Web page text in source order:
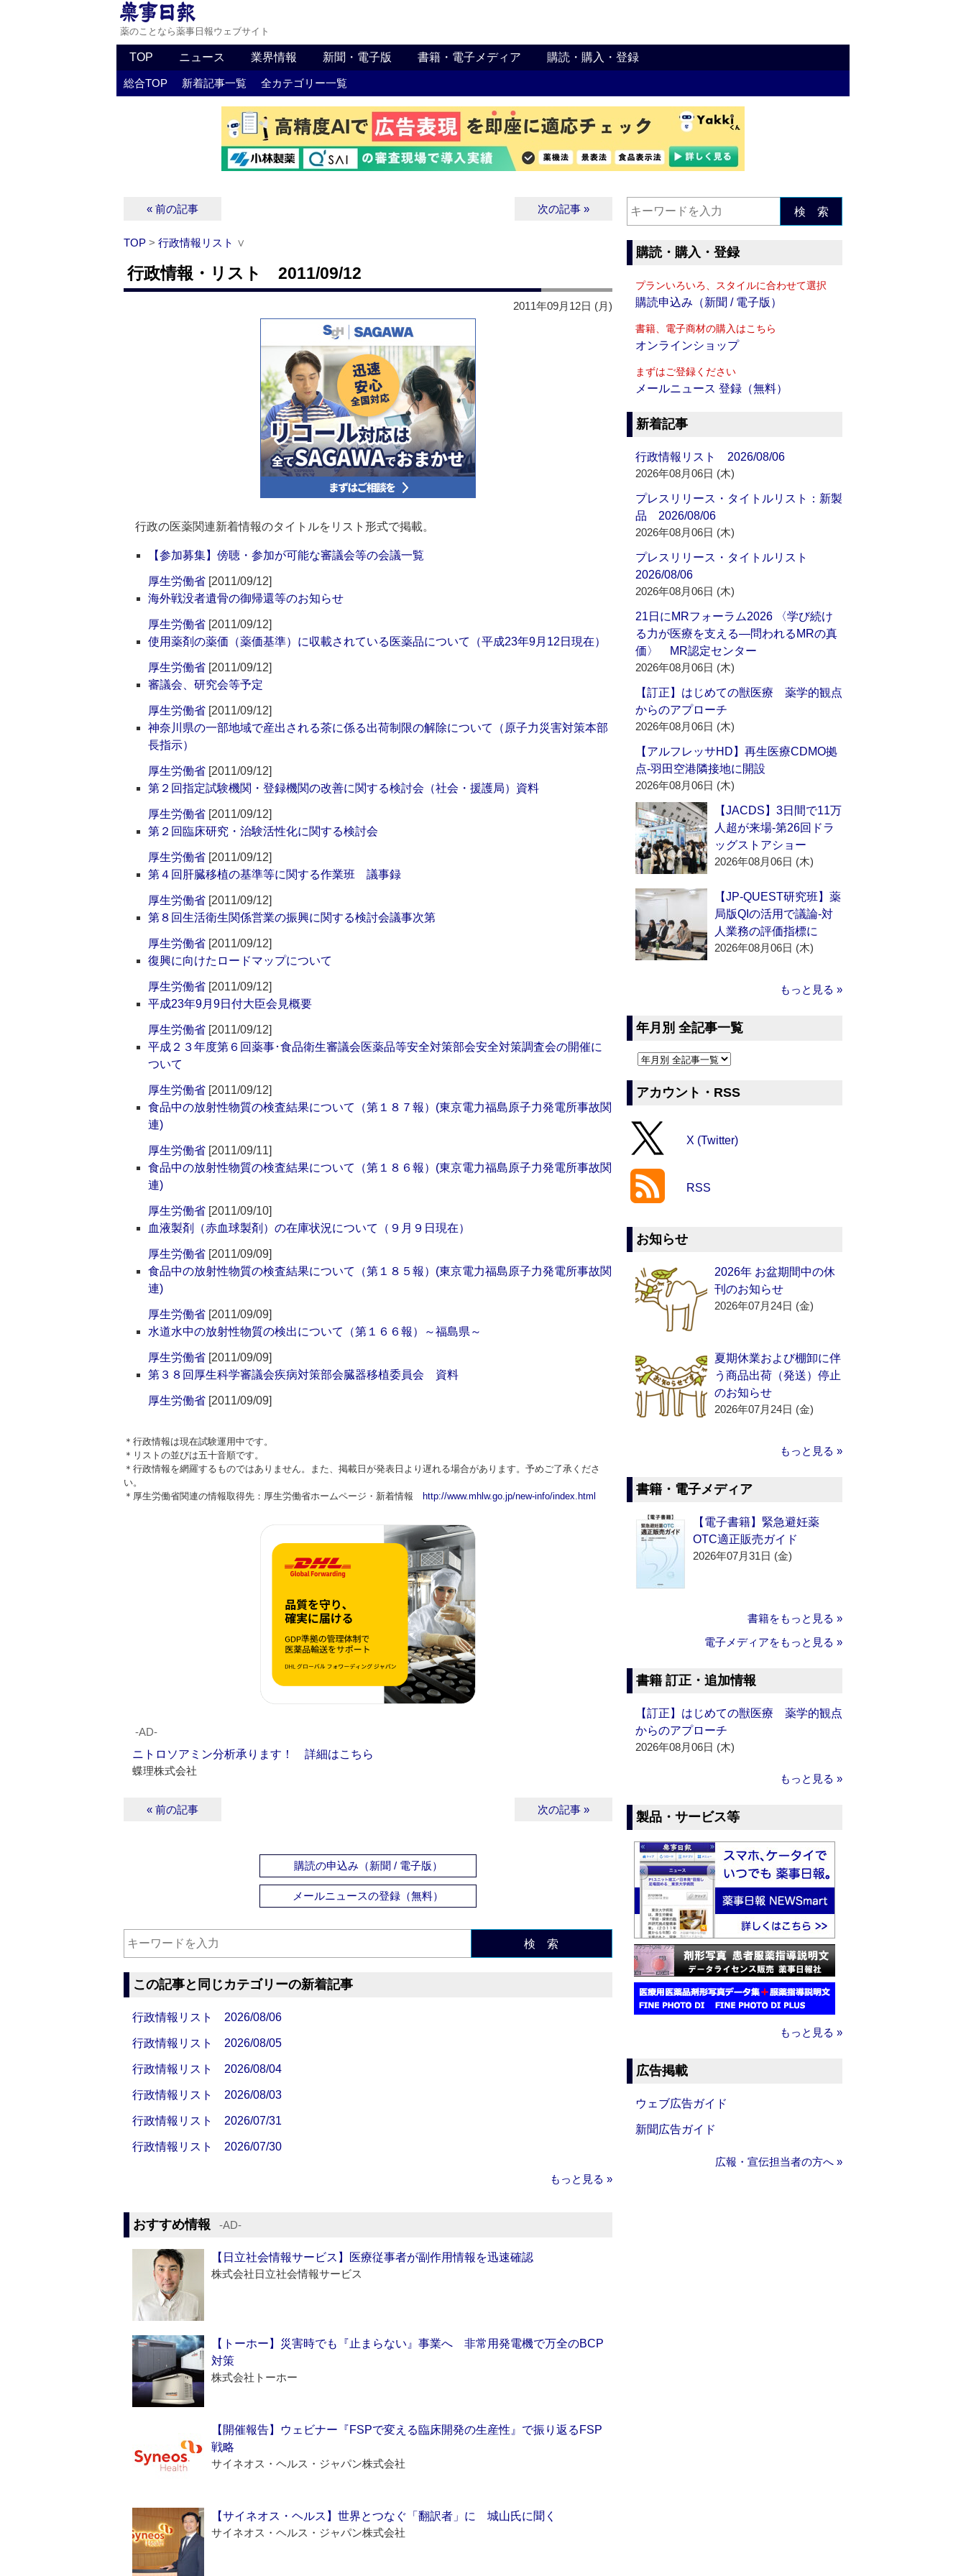
薬のことなら薬事日報ウェブサイト
TOP ニュース 業界情報 新聞・電子版 書籍・電子メディア 購読・購入・登録
総合TOP 新着記事一覧 全カテゴリー一覧
« 前の記事 次の記事 »
TOP > 行政情報リスト ∨
行政情報・リスト 2011/09/12
2011年09月12日 (月)
行政の医薬関連新着情報のタイトルをリスト形式で掲載。
【参加募集】傍聴・参加が可能な審議会等の会議一覧
厚生労働省 [2011/09/12]
海外戦没者遺骨の御帰還等のお知らせ
厚生労働省 [2011/09/12]
使用薬剤の薬価（薬価基準）に収載されている医薬品について（平成23年9月12日現在）
厚生労働省 [2011/09/12]
審議会、研究会等予定
厚生労働省 [2011/09/12]
神奈川県の一部地域で産出される茶に係る出荷制限の解除について（原子力災害対策本部
長指示）
厚生労働省 [2011/09/12]
第２回指定試験機関・登録機関の改善に関する検討会（社会・援護局）資料
厚生労働省 [2011/09/12]
第２回臨床研究・治験活性化に関する検討会
厚生労働省 [2011/09/12]
第４回肝臓移植の基準等に関する作業班 議事録
厚生労働省 [2011/09/12]
第８回生活衛生関係営業の振興に関する検討会議事次第
厚生労働省 [2011/09/12]
復興に向けたロードマップについて
厚生労働省 [2011/09/12]
平成23年9月9日付大臣会見概要
厚生労働省 [2011/09/12]
平成２３年度第６回薬事･食品衛生審議会医薬品等安全対策部会安全対策調査会の開催に
ついて
厚生労働省 [2011/09/12]
食品中の放射性物質の検査結果について（第１８７報）(東京電力福島原子力発電所事故関
連)
厚生労働省 [2011/09/11]
食品中の放射性物質の検査結果について（第１８６報）(東京電力福島原子力発電所事故関
連)
厚生労働省 [2011/09/10]
血液製剤（赤血球製剤）の在庫状況について（９月９日現在）
厚生労働省 [2011/09/09]
食品中の放射性物質の検査結果について（第１８５報）(東京電力福島原子力発電所事故関
連)
厚生労働省 [2011/09/09]
水道水中の放射性物質の検出について（第１６６報）～福島県～
厚生労働省 [2011/09/09]
第３８回厚生科学審議会疾病対策部会臓器移植委員会 資料
厚生労働省 [2011/09/09]
＊行政情報は現在試験運用中です。
＊リストの並びは五十音順です。
＊行政情報を網羅するものではありません。また、掲載日が発表日より遅れる場合があります。予めご了承くださ
い。
＊厚生労働省関連の情報取得先：厚生労働省ホームページ・新着情報
http://www.mhlw.go.jp/new-info/index.html
‐AD‐
ニトロソアミン分析承ります！ 詳細はこちら
蝶理株式会社
« 前の記事 次の記事 »
購読の申込み（新聞 / 電子版）
メールニュースの登録（無料）
検 索
この記事と同じカテゴリーの新着記事
行政情報リスト 2026/08/06
行政情報リスト 2026/08/05
行政情報リスト 2026/08/04
行政情報リスト 2026/08/03
行政情報リスト 2026/07/31
行政情報リスト 2026/07/30
もっと見る »
おすすめ情報 ‐AD‐
【日立社会情報サービス】医療従事者が副作用情報を迅速確認
株式会社日立社会情報サービス
【トーホー】災害時でも『止まらない』事業へ 非常用発電機で万全のBCP
対策
株式会社トーホー
【開催報告】ウェビナー『FSPで変える臨床開発の生産性』で振り返るFSP
戦略
サイネオス・ヘルス・ジャパン株式会社
【サイネオス・ヘルス】世界とつなぐ「翻訳者」に 城山氏に聞く
サイネオス・ヘルス・ジャパン株式会社
検 索
購読・購入・登録
プランいろいろ、スタイルに合わせて選択
購読申込み（新聞 / 電子版）
書籍、電子商材の購入はこちら
オンラインショップ
まずはご登録ください
メールニュース 登録（無料）
新着記事
行政情報リスト 2026/08/06
2026年08月06日 (木)
プレスリリース・タイトルリスト：新製
品 2026/08/06
2026年08月06日 (木)
プレスリリース・タイトルリスト
2026/08/06
2026年08月06日 (木)
21日にMRフォーラム2026 〈学び続け
る力が医療を支える―問われるMRの真
価〉 MR認定センター
2026年08月06日 (木)
【訂正】はじめての獣医療 薬学的観点
からのアプローチ
2026年08月06日 (木)
【アルフレッサHD】再生医療CDMO拠
点‐羽田空港隣接地に開設
2026年08月06日 (木)
【JACDS】3日間で11万
人超が来場‐第26回ドラ
ッグストアショー
2026年08月06日 (木)
【JP-QUEST研究班】薬
局版QIの活用で議論‐対
人業務の評価指標に
2026年08月06日 (木)
もっと見る »
年月別 全記事一覧
アカウント・RSS
X (Twitter)
RSS
お知らせ
2026年 お盆期間中の休
刊のお知らせ
2026年07月24日 (金)
夏期休業および棚卸に伴
う商品出荷（発送）停止
のお知らせ
2026年07月24日 (金)
もっと見る »
書籍・電子メディア
【電子書籍】緊急避妊薬
OTC適正販売ガイド
2026年07月31日 (金)
書籍をもっと見る »
電子メディアをもっと見る »
書籍 訂正・追加情報
【訂正】はじめての獣医療 薬学的観点
からのアプローチ
2026年08月06日 (木)
もっと見る »
製品・サービス等
もっと見る »
広告掲載
ウェブ広告ガイド
新聞広告ガイド
広報・宣伝担当者の方へ »